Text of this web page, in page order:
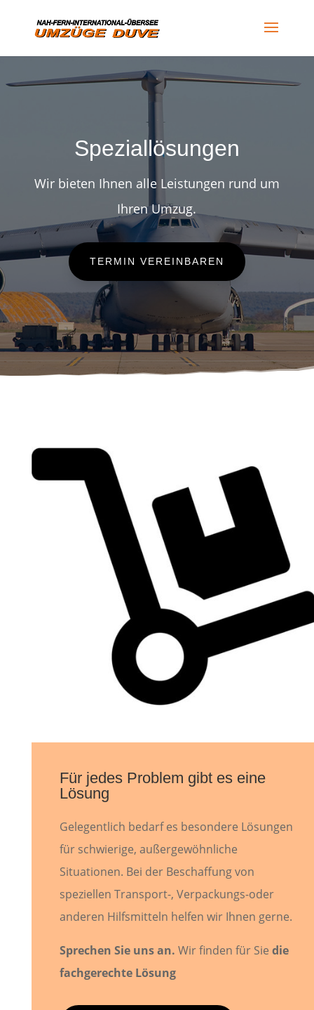
Speziallösungen
Wir bieten Ihnen alle Leistungen rund um
Ihren Umzug.
TERMIN VEREINBAREN
Für jedes Problem gibt es eine
Lösung
Gelegentlich bedarf es besondere Lösungen
für schwierige, außergewöhnliche
Situationen. Bei der Beschaffung von
speziellen Transport-, Verpackungs-oder
anderen Hilfsmitteln helfen wir Ihnen gerne.
Sprechen Sie uns an. Wir finden für Sie die
fachgerechte Lösung